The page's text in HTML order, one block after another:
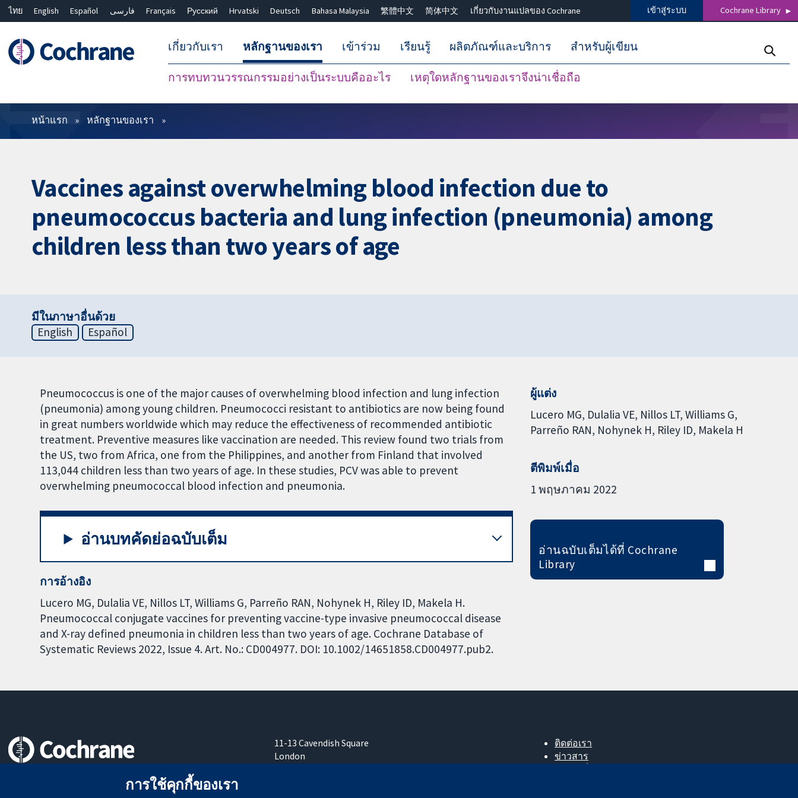
ไทย English Español فارسی Français Русский Hrvatski Deutsch Bahasa Malaysia 繁體中文 简体中文 เกี่ยวกับงานแปลของ Cochrane เข้าสู่ระบบ Cochrane Library
เกี่ยวกับเรา หลักฐานของเรา
การทบทวนวรรณกรรมอย่างเป็นระบบคืออะไร เหตุใดหลักฐานของเราจึงน่าเชื่อถือ
เข้าร่วม เรียนรู้ ผลิตภัณฑ์และบริการ สำหรับผู้เขียน
ตัวกรอง
หน้าแรก หลักฐานของเรา
Vaccines against overwhelming blood infection due to
pneumococcus bacteria and lung infection (pneumonia) among
children less than two years of age
มีในภาษาอื่นด้วย
English
Español
Pneumococcus is one of the major causes of overwhelming blood infection and lung infection
(pneumonia) among young children. Pneumococci resistant to antibiotics are now being found
in great numbers worldwide which may reduce the effectiveness of recommended antibiotic
treatment. Preventive measures like vaccination are needed. This review found two trials from
the US, two from Africa, one from the Philippines, and another from Finland that involved
113,044 children less than two years of age. In these studies, PCV was able to prevent
overwhelming pneumococcal blood infection and pneumonia.
อ่านบทคัดย่อฉบับเต็ม
การอ้างอิง
Lucero MG, Dulalia VE, Nillos LT, Williams G, Parreño RAN, Nohynek H, Riley ID, Makela H.
Pneumococcal conjugate vaccines for preventing vaccine-type invasive pneumococcal disease
and X-ray defined pneumonia in children less than two years of age. Cochrane Database of
Systematic Reviews 2022, Issue 4. Art. No.: CD004977. DOI: 10.1002/14651858.CD004977.pub2.
ผู้แต่ง
Lucero MG Dulalia VE Nillos LT Williams G
Parreño RAN Nohynek H Riley ID Makela H
ตีพิมพ์เมื่อ
1 พฤษภาคม 2022
อ่านฉบับเต็มได้ที่ Cochrane
Library
11-13 Cavendish Square
London
ติดต่อเรา
ข่าวสาร
การใช้คุกกี้ของเรา